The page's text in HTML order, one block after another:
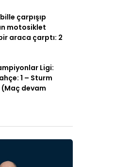
çarpışıp
motosiklet
araca çarptı: 2
Ligi:
1 – Sturm
(Maç devam